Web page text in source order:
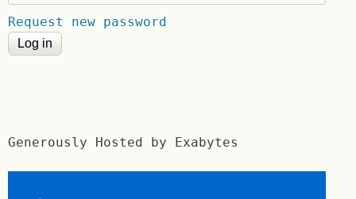
Request new password
Generously Hosted by Exabytes